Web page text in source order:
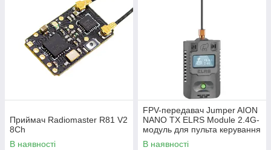
Приймач Radiomaster R81 V2
8Ch
В наявності
FPV-передавач Jumper AION
NANO TX ELRS Module 2.4G-
модуль для пульта керування
коптером дроном
В наявності